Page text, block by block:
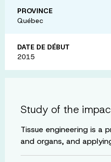
PROVINCE
Québec
DATE DE DÉBUT
2015
Study of the
Tissue engineering is a
and organs, and